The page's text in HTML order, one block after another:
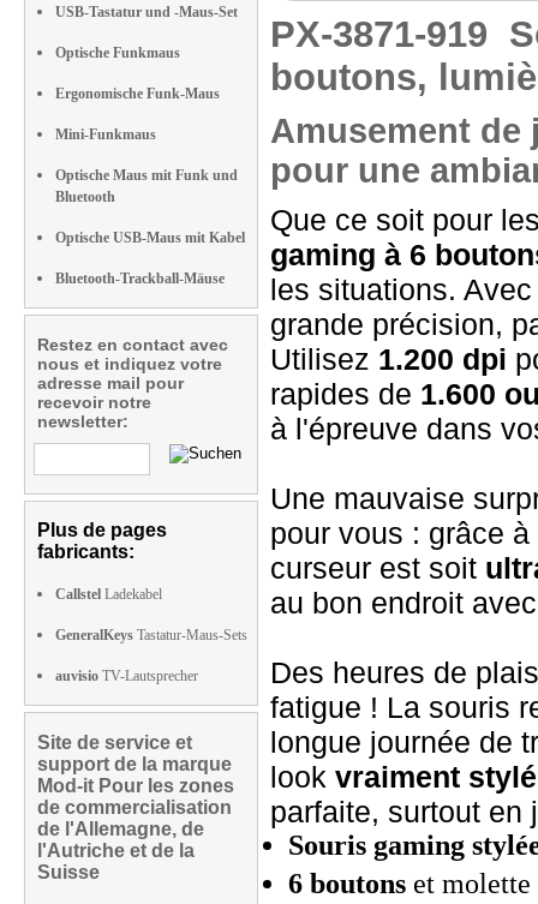
USB-Tastatur und -Maus-Set
Optische Funkmaus
Ergonomische Funk-Maus
Mini-Funkmaus
Optische Maus mit Funk und
Bluetooth
Optische USB-Maus mit Kabel
Bluetooth-Trackball-Mäuse
Restez en contact avec
nous et indiquez votre
adresse mail pour
recevoir notre
newsletter:
Plus de pages
fabricants:
Callstel Ladekabel
GeneralKeys Tastatur-Maus-Sets
auvisio TV-Lautsprecher
Site de service et
support de la marque
Mod-it Pour les zones
de commercialisation
de l'Allemagne, de
l'Autriche et de la
Suisse
PX-3871-919
boutons,
Amusement de
pour une
Que ce soit pour
gaming à 6
les situations.
grande précision,
Utilisez 1.200 dpi
rapides de 1.600
à l'épreuve dans
Une mauvaise
pour vous : grâce
curseur est soit
au bon endroit
Des heures de
fatigue ! La souris
longue journée de
look vraiment stylé
parfaite, surtout en
Souris gaming
6 boutons et